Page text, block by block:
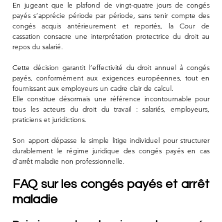
En jugeant que le plafond de vingt-quatre jours de congés
payés s’apprécie période par période, sans tenir compte des
congés acquis antérieurement et reportés, la Cour de
cassation consacre une interprétation protectrice du droit au
repos du salarié.
Cette décision garantit l’effectivité du droit annuel à congés
payés, conformément aux exigences européennes, tout en
fournissant aux employeurs un cadre clair de calcul.
Elle constitue désormais une référence incontournable pour
tous les acteurs du droit du travail : salariés, employeurs,
praticiens et juridictions.
Son apport dépasse le simple litige individuel pour structurer
durablement le régime juridique des congés payés en cas
d’arrêt maladie non professionnelle.
FAQ sur les congés payés et arrêt
maladie